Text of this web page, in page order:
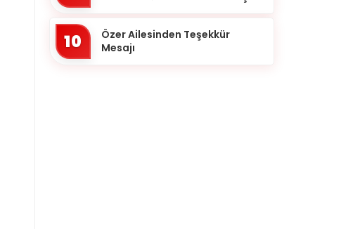
10
Özer Ailesinden Teşekkür
Mesajı